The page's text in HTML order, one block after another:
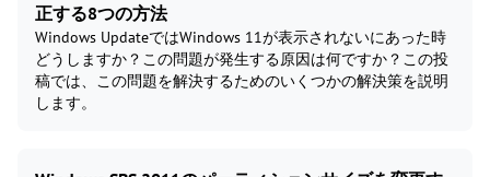
正する8つの方法
Windows UpdateではWindows 11が表示されないにあった時
どうしますか？この問題が発生する原因は何ですか？この投
稿では、この問題を解決するためのいくつかの解決策を説明
します。